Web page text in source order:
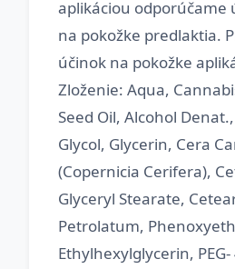
aplikáciou odporúčame
na pokožke predlaktia.
účinok na pokožke
Zloženie: Aqua,
Seed Oil, Alcohol
Glycol, Glycerin, Cera
(Copernicia Cerifera),
Glyceryl Stearate,
Petrolatum,
Ethylhexylglycerin, PEG-